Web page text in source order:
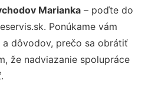
Marianka – poďte do
Ponúkame vám
dôvodov, prečo sa obrátiť
že nadviazanie spolupráce